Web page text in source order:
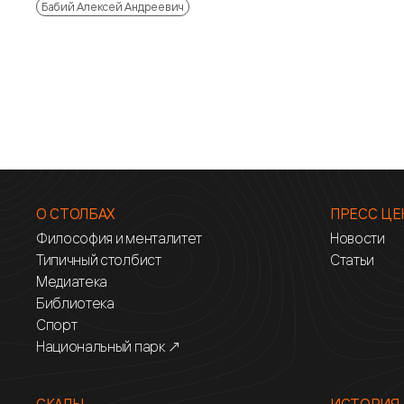
Бабий Алексей Андреевич
О СТОЛБАХ
Философия и менталитет
Типичный столбист
Медиатека
Библиотека
Спорт
Национальный парк ↗
ПРЕСС
Новости
Статьи